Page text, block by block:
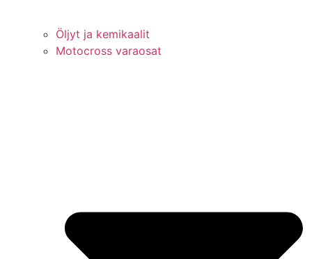
Öljyt ja kemikaalit
Motocross varaosat